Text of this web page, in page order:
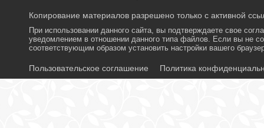
Копирование материалов разрешено только с активной
При использовании данного сайта, вы подтверждаете свое
уведомлением в отношении данного типа файлов. Если вы не
соответствующим образом установить настройки вашего
Пользовательское соглашение Политика